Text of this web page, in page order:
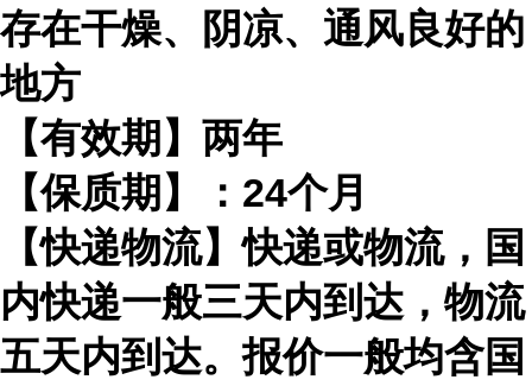
存在干燥、阴凉、通风良好的
地方
【有效期】两年
【保质期】：24个月
【快递物流】快递或物流，国
内快递一般三天内到达，物流
五天内到达。报价一般均含国